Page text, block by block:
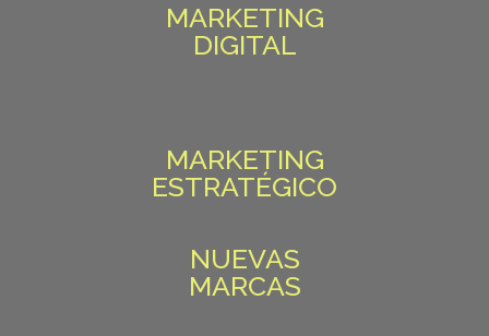
MARKETING
DIGITAL
MARKETING
ESTRATÉGICO
NUEVAS
MARCAS